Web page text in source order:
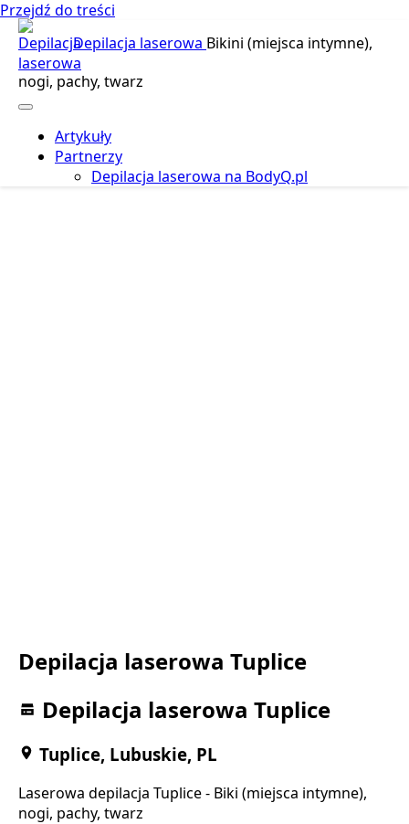
Przejdź do treści
Depilacja laserowa Bikini (miejsca intymne),
nogi, pachy, twarz
Artykuły
Partnerzy
Depilacja laserowa na BodyQ.pl
Depilacja laserowa Tuplice
Depilacja laserowa Tuplice
Tuplice, Lubuskie, PL
Laserowa depilacja Tuplice - Biki (miejsca intymne),
nogi, pachy, twarz